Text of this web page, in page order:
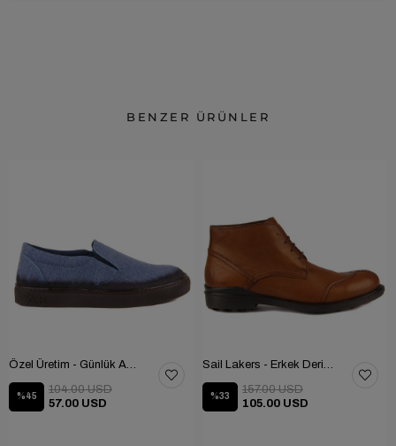
BENZER ÜRÜNLER
%45
57.00 USD
104.00 USD
%33
105.00 USD
157.00 USD